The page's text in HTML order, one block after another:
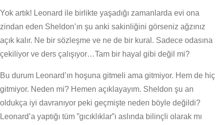
Yok artık! Leonard ile birlikte yaşadığı zamanlarda evi ona
zindan eden Sheldon’ın şu anki sakinliğini görseniz ağzınız
açık kalır. Ne bir sözleşme ve ne de bir kural. Sadece odasına
çekiliyor ve ders çalışıyor…Tam bir hayal gibi değil mi?
Bu durum Leonard’ın hoşuna gitmeli ama gitmiyor. Hem de hiç
gitmiyor. Neden mi? Hemen açıklayayım. Sheldon şu an
oldukça iyi davranıyor peki geçmişte neden böyle değildi?
Leonard’a yaptığı tüm ”gıcıklıklar”ı aslında bilinçli olarak mı